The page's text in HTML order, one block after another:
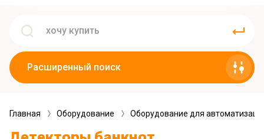
Расширенный поиск
Главная Оборудование Оборудование для